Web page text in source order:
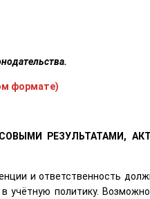
формате)
РЕЗУЛЬТАТАМИ,
и ответственность
учётную политику.